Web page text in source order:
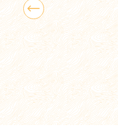
De 10 favoriete